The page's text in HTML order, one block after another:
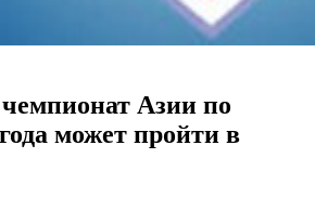
Азии по
может пройти в